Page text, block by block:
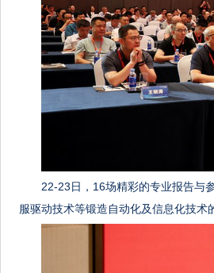
22-23日，16场精彩的专业报告与
服驱动技术等锻造自动化及信息化技